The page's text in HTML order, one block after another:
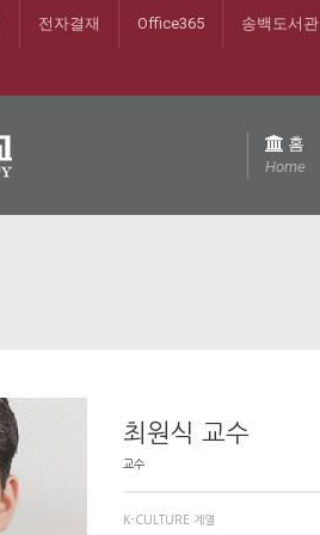
전자결재 Office365 송백도서관
홈
Home
최원식 교수
교수
K-CULTURE 계열